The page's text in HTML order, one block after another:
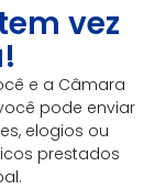
vez
e a Câmara
pode enviar
elogios ou
prestados